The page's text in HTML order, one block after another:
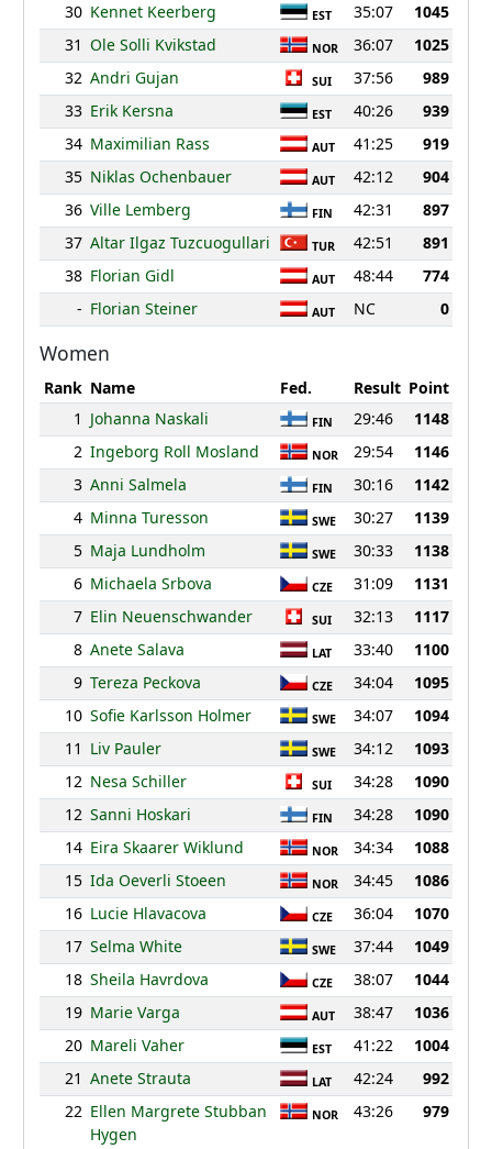
30 Kennet Keerberg EST 35:07
1045
31 Ole Solli Kvikstad NOR 36:07
1025
32 Andri Gujan SUI 37:56
989
33 Erik Kersna EST 40:26
939
34 Maximilian Rass AUT 41:25
919
35 Niklas Ochenbauer AUT 42:12
904
36 Ville Lemberg FIN 42:31
897
37 Altar Ilgaz Tuzcuogullari TUR 42:51
891
38 Florian Gidl AUT 48:44
774
- Florian Steiner AUT NC 0
Women
Rank Name Fed. Result Point
1 Johanna Naskali FIN 29:46
1148
2 Ingeborg Roll Mosland NOR 29:54
1146
3 Anni Salmela FIN 30:16
1142
4 Minna Turesson SWE 30:27
1139
5 Maja Lundholm SWE 30:33
1138
6 Michaela Srbova CZE 31:09
1131
7 Elin Neuenschwander SUI 32:13
1117
8 Anete Salava LAT 33:40
1100
9 Tereza Peckova CZE 34:04
1095
10 Sofie Karlsson Holmer SWE 34:07
1094
11 Liv Pauler SWE 34:12
1093
12 Nesa Schiller SUI 34:28
1090
12 Sanni Hoskari FIN 34:28
1090
14 Eira Skaarer Wiklund NOR 34:34
1088
15 Ida Oeverli Stoeen NOR 34:45
1086
16 Lucie Hlavacova CZE 36:04
1070
17 Selma White SWE 37:44
1049
18 Sheila Havrdova CZE 38:07
1044
19 Marie Varga AUT 38:47
1036
20 Mareli Vaher EST 41:22
1004
21 Anete Strauta LAT 42:24
992
22 Ellen Margrete Stubban
Hygen
NOR 43:26 979